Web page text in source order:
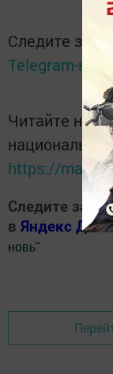
Следите за
Telegram-
Читайте
https://
Следите за
в Яндекс Дзен
новь"